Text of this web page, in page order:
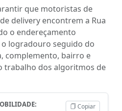
que motoristas de
delivery encontrem a Rua
o endereçamento
logradouro seguido do
complemento, bairro e
trabalho dos algoritmos de
Copiar